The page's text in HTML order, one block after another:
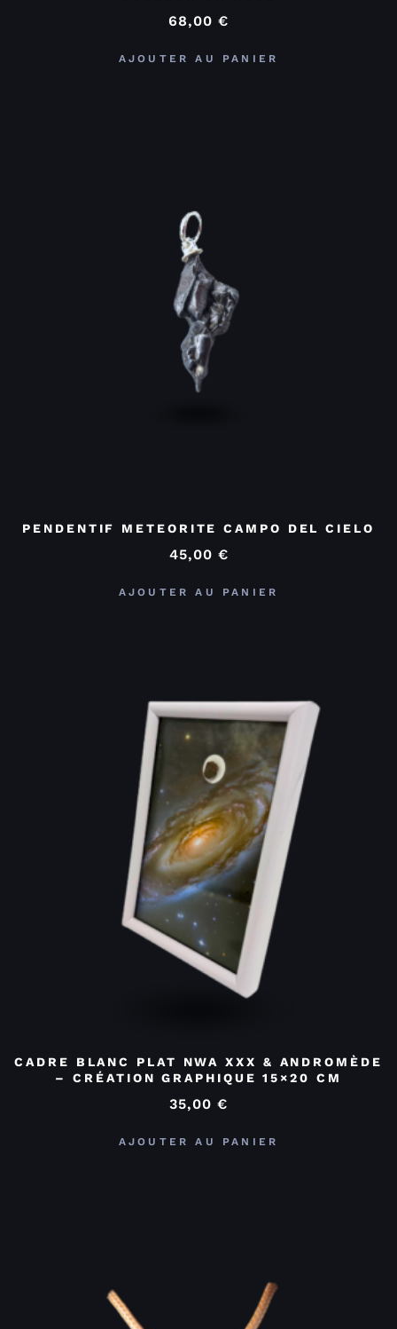
68,00 €
AJOUTER AU PANIER
PENDENTIF METEORITE CAMPO DEL CIELO
45,00 €
AJOUTER AU PANIER
CADRE BLANC PLAT NWA XXX & ANDROMÈDE
– CRÉATION GRAPHIQUE 15×20 CM
35,00 €
AJOUTER AU PANIER